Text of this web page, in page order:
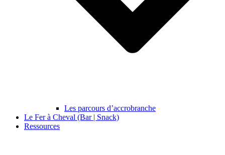
Les parcours d’accrobranche
Le Fer à Cheval (Bar | Snack)
Ressources